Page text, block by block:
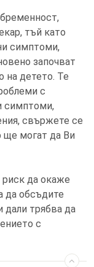
тъй като
симптоми,
започват
на детето. Те
с
симптоми,
свържете се
ще могат да Ви
да окаже
да обсъдите
трябва да
с